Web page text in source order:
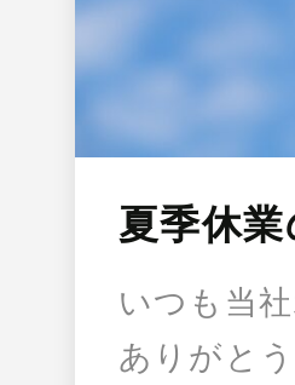
夏季休
いつも当
ありがと